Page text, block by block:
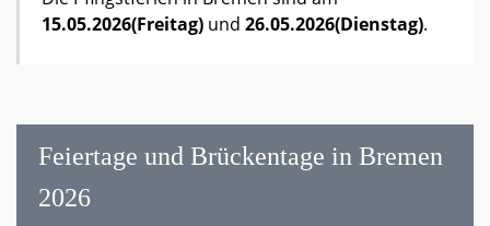
15.05.2026(Freitag) und 26.05.2026(Dienstag).
Feiertage und Brückentage in Bremen
2026